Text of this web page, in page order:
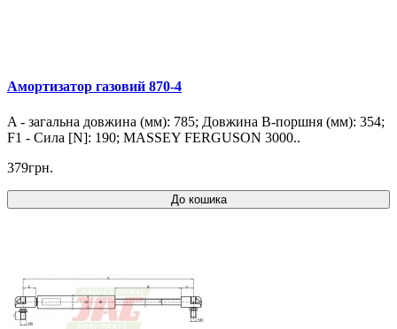
Амортизатор газовий 870-4
A - загальна довжина (мм): 785; Довжина B-поршня (мм): 354;
F1 - Сила [N]: 190; MASSEY FERGUSON 3000..
379грн.
До кошика